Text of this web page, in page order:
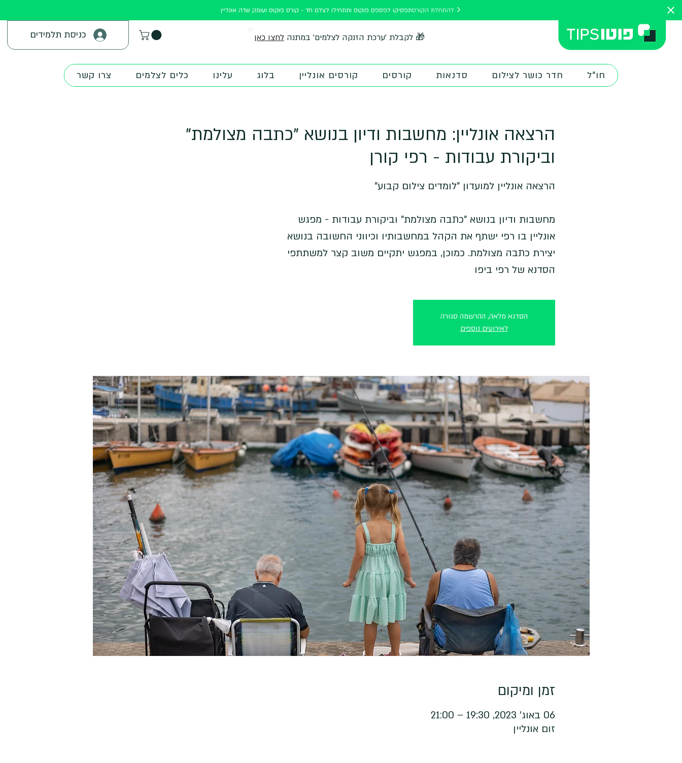
תפסיקו לפספס פוקוס ותתחילו לצלם חד - קורס פוקוס ועומק שדה אונליין
כניסת תלמידים לחצו כאן 🎁 לקבלת 'ערכת הזנקה לצלמים' במתנה
חו"ל חדר כושר לצילום סדנאות קורסים קורסים אונליין בלוג עלינו כלים לצלמים צרו קשר
הרצאה אונליין: מחשבות ודיון בנושא "כתבה מצולמת"
וביקורת עבודות - רפי קורן
מחשבות ודיון בנושא "כתבה מצולמת" וביקורת עבודות - מפגש
אונליין בו רפי ישתף את הקהל במחשבותיו וכיווני החשובה בנושא
יצירת כתבה מצולמת. כמוכן, במפגש יתקיים משוב קצר למשתתפי
הסדנא של רפי ביפו
הסדנא מלאה, ההרשמה סגורה
לאירועים נוספים
זמן ומיקום
06 באוג׳ 2023, 19:30 – 21:00
זום אונליין